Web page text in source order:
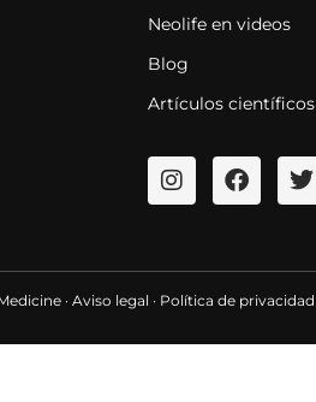
Neolife en videos
Blog
Artículos científicos
· Aviso legal · Política de privacidad